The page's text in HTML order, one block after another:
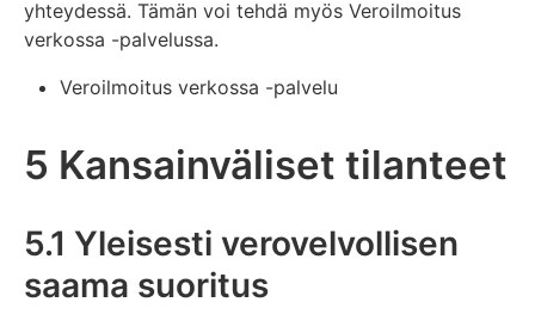
yhteydessä. Tämän voi tehdä myös Veroilmoitus
verkossa -palvelussa.
Veroilmoitus verkossa -palvelu
5 Kansainväliset tilanteet
5.1 Yleisesti verovelvollisen
saama suoritus